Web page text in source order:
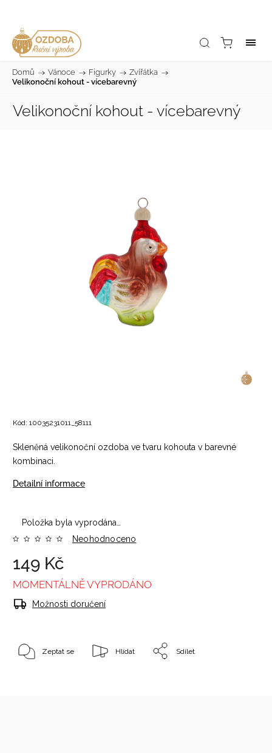
Domů / Vánoce / Figurky / Zvířátka /
Velikonoční kohout - vícebarevný
Velikonoční kohout - vícebarevný
Kód: 10035231011_58111
Skleněná velikonoční ozdoba ve tvaru kohouta v barevné
kombinaci.
Detailní informace
Položka byla vyprodána…
Neohodnoceno
149 Kč
MOMENTÁLNĚ VYPRODÁNO
Možnosti doručení
Zeptat se Hlídat Sdílet